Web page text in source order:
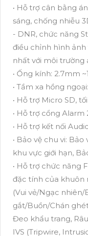
• Hỗ trợ cân bằng
sáng, chống nhiễu
- DNR, chức năng
điều chỉnh hình
nhất với môi trường
• Ống kính: 2.7mm
• Tầm xa hồng
• Hỗ trợ Micro SD,
• Hỗ trợ cổng Alarm
• Hỗ trợ kết nối
• Bảo vệ chu vi:
khu vực giới hạn,
• Hỗ trợ chức năng
đặc tính của khuôn
(Vui vẻ/Ngạc
gắt/Buồn/Chán
Đeo khẩu trang,
IVS (Tripwire,